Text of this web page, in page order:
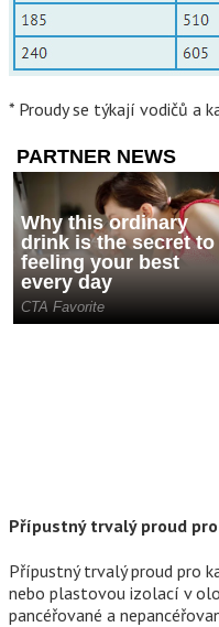
* Proudy se týkají vodičů a
Přípustný trvalý proud
Přípustný trvalý proud pro
nebo plastovou izolací v
pancéřované a